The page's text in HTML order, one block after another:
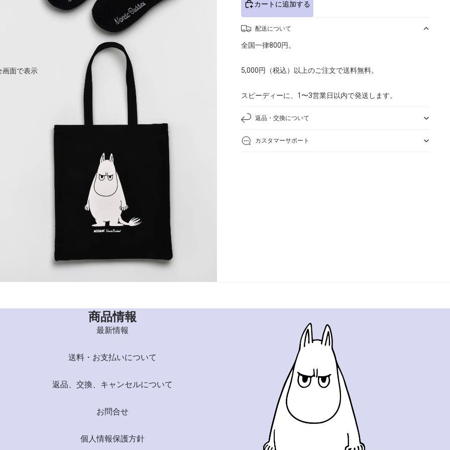
画面で表示
カートに追加する
配送について
全国一律800円。
5,000円（税込）以上のご注文で送料無料。
スピーディーに、1〜3営業日以内で発送します。
返品・交換について
カスタマーサポート
商品情報
最新情報
送料・お支払いについて
返品、交換、キャンセルについて
お問合せ
個人情報保護方針